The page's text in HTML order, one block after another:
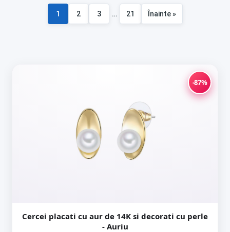
Paginație
1 2 3 … 21 Înainte »
-87%
Cercei placati cu aur de 14K si decorati cu perle
- Auriu